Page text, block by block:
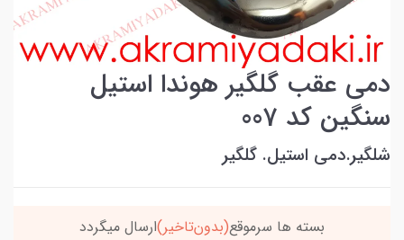
دمی عقب گلگیر هوندا استیل
سنگین کد 007
شلگیر.دمی استیل. گلگیر
خریدتو به5میلیون برسون،ارسالت‌رایگانه